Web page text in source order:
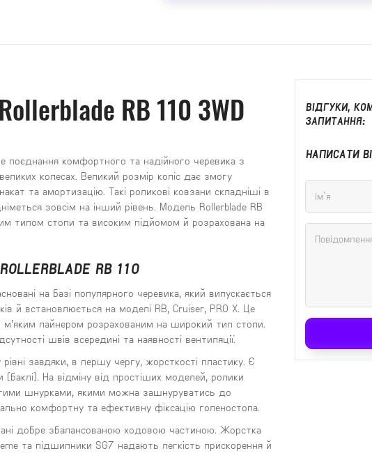
RB 110 3WD
поєднання комфортного та надійного черевика з
колесах. Великий розмір коліс дає змогу
та амортизацію. Такі роликові ковзани складніші в
зовсім на інший рівень. Модель Rollerblade RB
типом стопи та високим підйомом й розрахована на
RB 110
на базі популярного черевика, який випускається
й встановлюється на моделі RB, Cruiser, PRO X. Це
м’яким лайнером розрахованим на широкий тип стопи.
швів всередині та наявності вентиляції.
завдяки, в першу чергу, жорсткості пластику. Є
На відміну від простіших моделей, ролики
шнурками, якими можна зашнуруватись до
комфортну та ефективну фіксацію голеностопа.
добре збалансованою ходовою частиною. Жорстка
та підшипники SG7 надають легкість прискорення й
ВІДГУКИ,
ЗАПИТАННЯ:
НАПИСАТИ